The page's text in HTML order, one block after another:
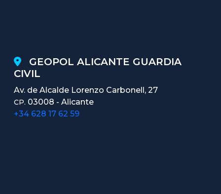
GEOPOL ALICANTE GUARDIA
CIVIL
Av. de Alcalde Lorenzo Carbonell, 27
CP. 03008 - Alicante
+34 628 17 62 59